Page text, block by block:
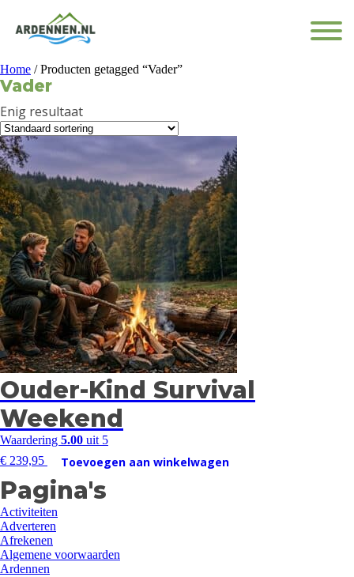
Home / Producten getagged “Vader”
Vader
Enig resultaat
Ouder-Kind Survival
Weekend
Waardering 5.00 uit 5
€ 239,95 Toevoegen aan winkelwagen
Pagina's
Activiteiten
Adverteren
Afrekenen
Algemene voorwaarden
Ardennen